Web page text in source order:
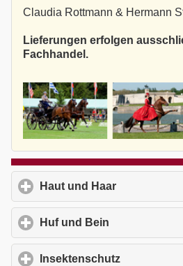
Claudia Rottmann & Hermann
Lieferungen erfolgen
Fachhandel.
Haut und Haar
Huf und Bein
Insektenschutz